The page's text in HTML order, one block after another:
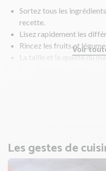
Sortez tous les
recette.
Lisez rapidement les
Rincez les fruits et
La taille et la qualité du
Voir
Les gestes de